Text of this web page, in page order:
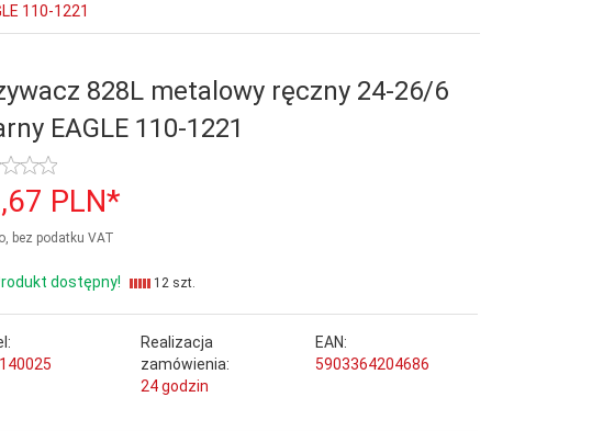
110-1221
828L metalowy ręczny 24-26/6
EAGLE 110-1221
67 PLN*
bez podatku VAT
dostępny! 12 szt.
Realizacja
zamówienia:
24 godzin
EAN:
5903364204686